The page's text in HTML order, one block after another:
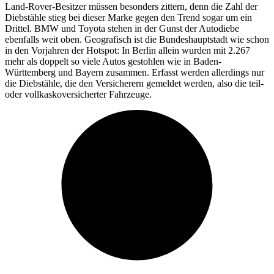
Land-Rover-Besitzer müssen besonders zittern, denn die Zahl der
Diebstähle stieg bei dieser Marke gegen den Trend sogar um ein
Drittel. BMW und Toyota stehen in der Gunst der Autodiebe
ebenfalls weit oben. Geografisch ist die Bundeshauptstadt wie schon
in den Vorjahren der Hotspot: In Berlin allein wurden mit 2.267
mehr als doppelt so viele Autos gestohlen wie in Baden-
Württemberg und Bayern zusammen. Erfasst werden allerdings nur
die Diebstähle, die den Versicherern gemeldet werden, also die teil-
oder vollkaskoversicherter Fahrzeuge.